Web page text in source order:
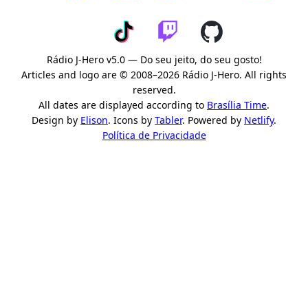
Rádio J-Hero v5.0 — Do seu jeito, do seu gosto!
Articles and logo are © 2008–2026 Rádio J-Hero. All rights
reserved.
All dates are displayed according to Brasília Time.
Design by Elison. Icons by Tabler. Powered by Netlify.
Política de Privacidade